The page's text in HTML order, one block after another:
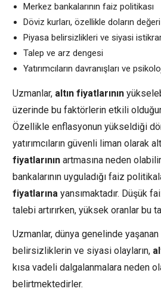
Merkez bankalarının faiz politikası
Döviz kurları, özellikle doların değeri
Piyasa belirsizlikleri ve siyasi
Talep ve arz dengesi
Yatırımcıların davranışları ve
Uzmanlar, altın fiyatlarının
üzerinde bu faktörlerin etkili
Özellikle enflasyonun yükseldiği
yatırımcıların güvenli liman olarak
fiyatlarının artmasına neden
bankalarının uyguladığı faiz
fiyatlarına yansımaktadır. Düşük
talebi artırırken, yüksek oranlar bu
Uzmanlar, dünya genelinde
belirsizliklerin ve siyasi olayların,
kısa vadeli dalgalanmalara neden
belirtmektedirler.